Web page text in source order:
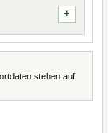
stehen auf